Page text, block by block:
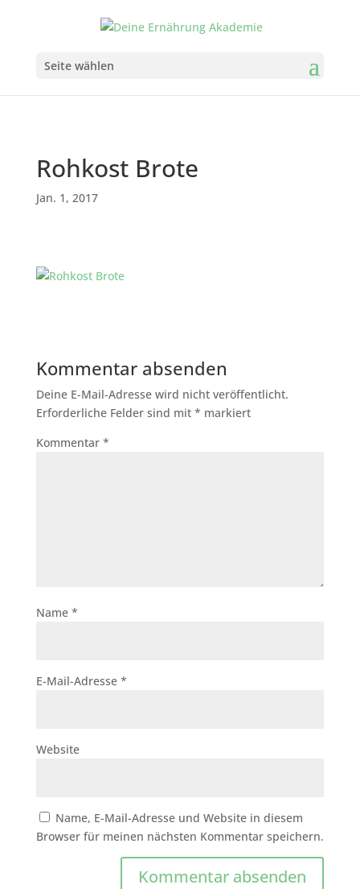
Seite wählen
Rohkost Brote
Jan. 1, 2017
Kommentar absenden
Deine E-Mail-Adresse wird nicht veröffentlicht.
Erforderliche Felder sind mit * markiert
Kommentar *
Name *
E-Mail-Adresse *
Website
Name, E-Mail-Adresse und Website in diesem
Browser für meinen nächsten Kommentar speichern.